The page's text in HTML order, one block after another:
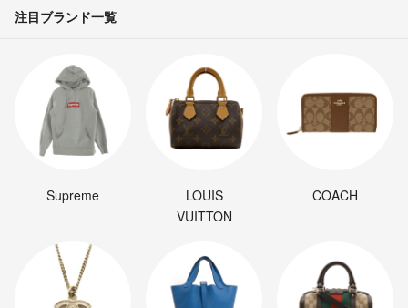
注目ブランド一覧
Supreme
LOUIS
VUITTON
COACH